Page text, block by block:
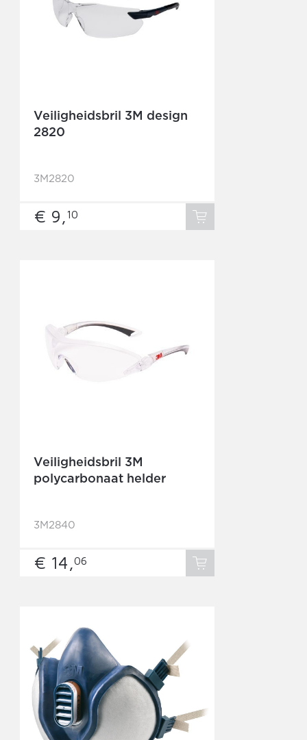
Veiligheidsbril 3M design
2820
3M2820
€ 9,10
Veiligheidsbril 3M
polycarbonaat helder
3M2840
€ 14,06